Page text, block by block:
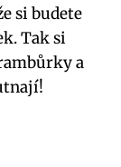
si budete
Tak si
a